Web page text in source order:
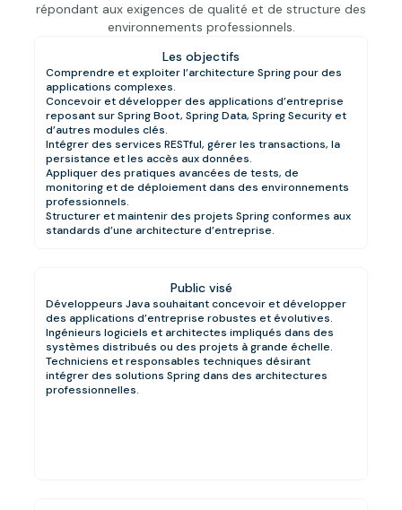
répondant aux exigences de qualité et de structure des
environnements professionnels.
Les objectifs
Comprendre et exploiter l’architecture Spring pour des
applications complexes.
Concevoir et développer des applications d’entreprise
reposant sur Spring Boot, Spring Data, Spring Security et
d’autres modules clés.
Intégrer des services RESTful, gérer les transactions, la
persistance et les accès aux données.
Appliquer des pratiques avancées de tests, de
monitoring et de déploiement dans des environnements
professionnels.
Structurer et maintenir des projets Spring conformes aux
standards d’une architecture d’entreprise.
Public visé
Développeurs Java souhaitant concevoir et développer
des applications d’entreprise robustes et évolutives.
Ingénieurs logiciels et architectes impliqués dans des
systèmes distribués ou des projets à grande échelle.
Techniciens et responsables techniques désirant
intégrer des solutions Spring dans des architectures
professionnelles.